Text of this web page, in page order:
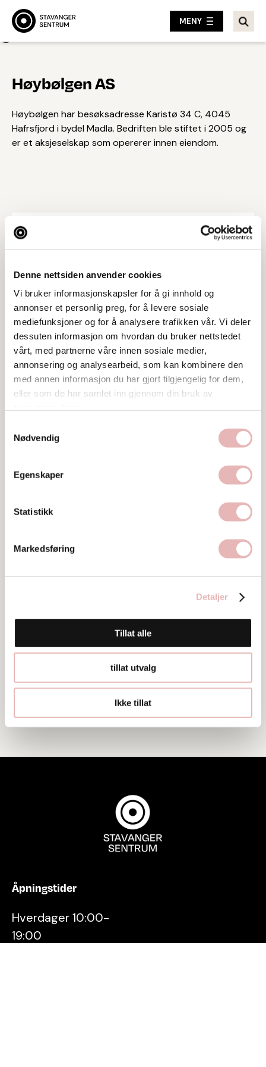
Denne nettsiden anvender cookies
Vi bruker informasjonskapsler for å gi innhold og
annonser et personlig preg, for å levere sosiale
mediefunksjoner og for å analysere trafikken vår. Vi deler
dessuten informasjon om hvordan du bruker nettstedet
vårt, med partnerne våre innen sosiale medier,
annonsering og analysearbeid, som kan kombinere den
med annen informasjon du har gjort tilgjengelig for dem,
eller som de har samlet inn gjennom din bruk av
Nødvendig
Egenskaper
Statistikk
Markedsføring
Detaljer
Tillat alle
tillat utvalg
Ikke tillat
MENY
Høybølgen AS
Høybølgen har besøksadresse Karistø 34 C, 4045
Hafrsfjord i bydel Madla. Bedriften ble stiftet i 2005 og
er et aksjeselskap som opererer innen eiendom.
Karistø 34C, 4045 HAFRSFJORD
Ta kontakt
merete.hastad@norengros.no
Åpningstider
Hverdager 10:00-
19:00